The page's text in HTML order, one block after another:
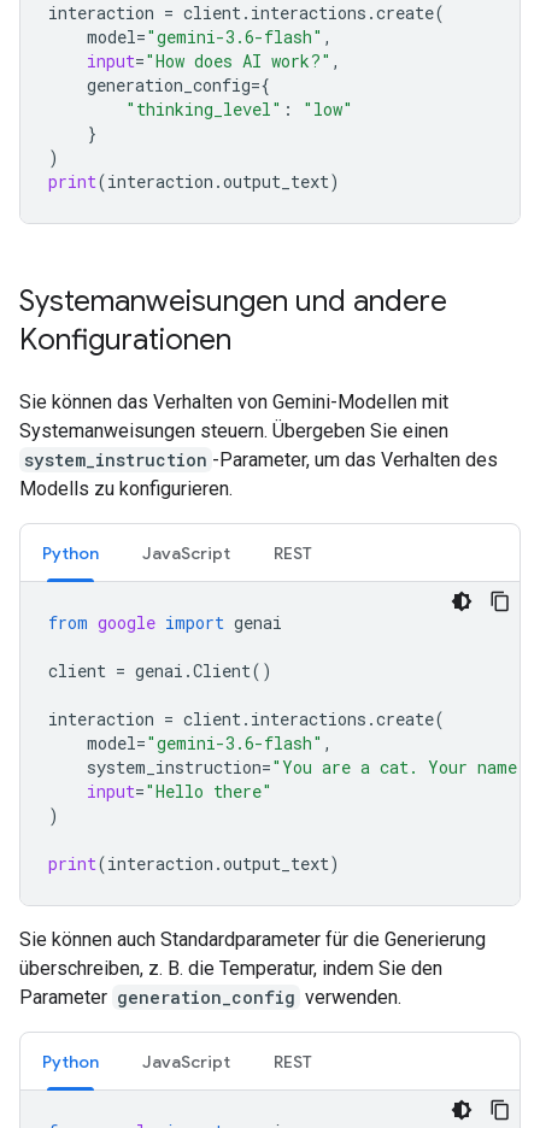
interaction = client. interactions .create(
model="gemini-3.6-flash" ,
input="How does AI work?" ,
generation_config={
"thinking_level" :
"low"
}
)
print(interaction .output_text)
Systemanweisungen und andere
Konfigurationen
Sie können das Verhalten von Gemini-Modellen mit
Systemanweisungen steuern. Übergeben Sie einen
system_instruction -Parameter, um das Verhalten des
Modells zu konfigurieren.
Python JavaScript REST
from google import genai
client = genai .Client()
interaction = client. interactions .create(
model="gemini-3.6-flash" ,
system_instruction="You are a cat. Your name
input="Hello there"
)
print(interaction .output_text)
Sie können auch Standardparameter für die Generierung
überschreiben, z. B. die Temperatur, indem Sie den
Parameter generation_config verwenden.
Python JavaScript REST